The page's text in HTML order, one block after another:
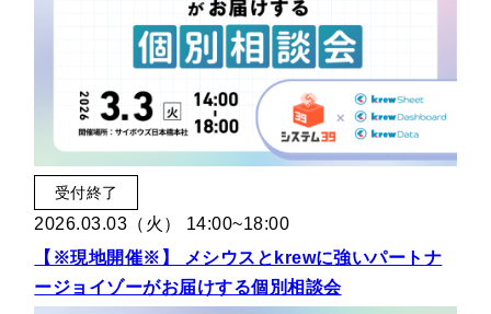
受付終了
2026.03.03（火） 14:00~18:00
【※現地開催※】 メシウスとkrewに強いパートナ
ージョイゾーがお届けする個別相談会